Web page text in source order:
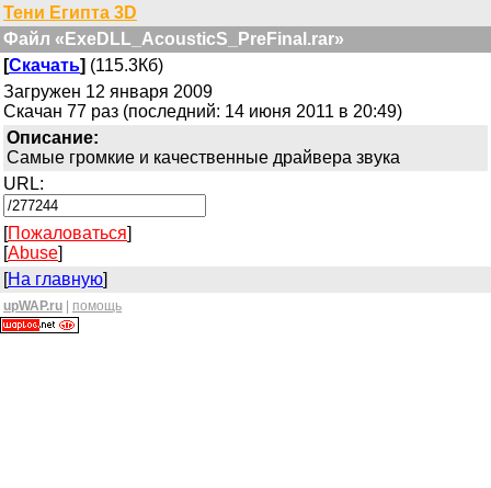
Тени Египта 3D
Файл «ExeDLL_AcousticS_PreFinal.rar»
[Скачать] (115.3Кб)
Загружен 12 января 2009
Скачан 77 раз (последний: 14 июня 2011 в 20:49)
Описание:
Самые громкие и качественные драйвера звука
URL:
[Пожаловаться]
[Abuse]
[На главную]
upWAP.ru помощь